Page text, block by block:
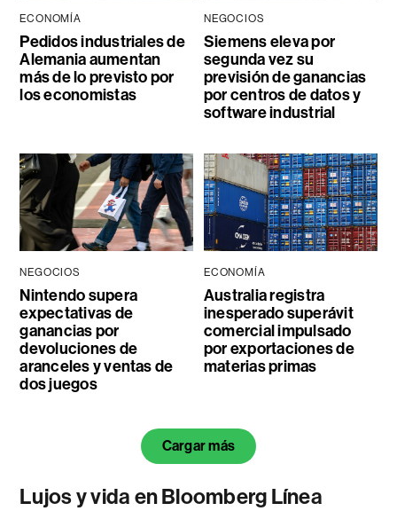
ECONOMÍA
Pedidos industriales de
Alemania aumentan
más de lo previsto por
los economistas
NEGOCIOS
Siemens eleva por
segunda vez su
previsión de ganancias
por centros de datos y
software industrial
NEGOCIOS
Nintendo supera
expectativas de
ganancias por
devoluciones de
aranceles y ventas de
dos juegos
ECONOMÍA
Australia registra
inesperado superávit
comercial impulsado
por exportaciones de
materias primas
Cargar más
Lujos y vida en Bloomberg Línea